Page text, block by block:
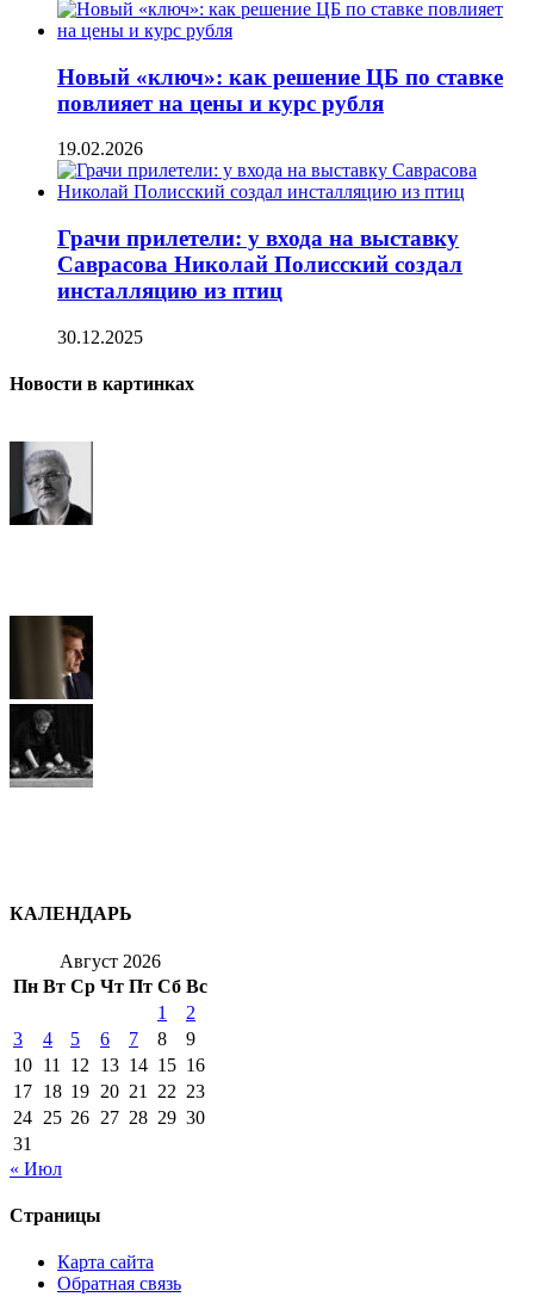
Новый «ключ»: как решение ЦБ по ставке
повлияет на цены и курс рубля
19.02.2026
Грачи прилетели: у входа на выставку
Саврасова Николай Полисский создал
инсталляцию из птиц
30.12.2025
Новости в картинках
КАЛЕНДАРЬ
Август 2026
Пн Вт Ср Чт Пт Сб Вс
1
2
3
4 5 6 7 8
9
10 11 12 13 14 15 16
17 18 19 20 21 22 23
24 25 26 27 28 29 30
31
« Июл
Страницы
Карта сайта
Обратная связь